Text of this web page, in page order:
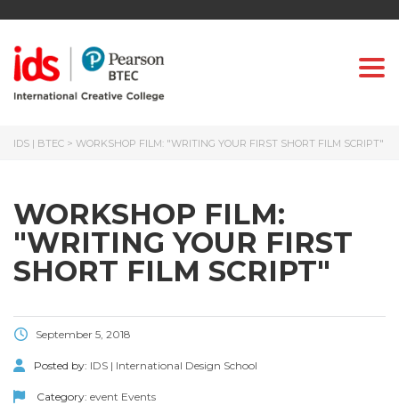
IDS | BTEC > WORKSHOP FILM: "WRITING YOUR FIRST SHORT FILM SCRIPT"
WORKSHOP FILM:
"WRITING YOUR FIRST
SHORT FILM SCRIPT"
September 5, 2018
Posted by: IDS | International Design School
Category: event Events